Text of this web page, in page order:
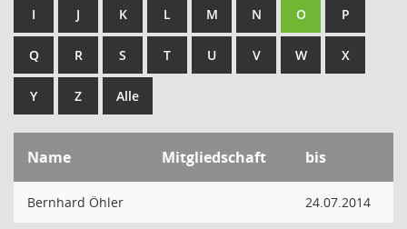
I J K L M N O P
Q R S T U V W X
Y Z Alle
Name Mitgliedschaft bis
Bernhard Öhler 24.07.2014